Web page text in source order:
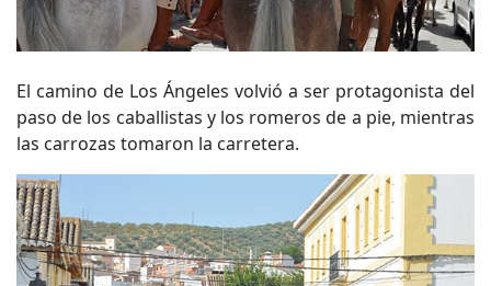
El camino de Los Ángeles volvió a ser protagonista del
paso de los caballistas y los romeros de a pie, mientras
las carrozas tomaron la carretera.